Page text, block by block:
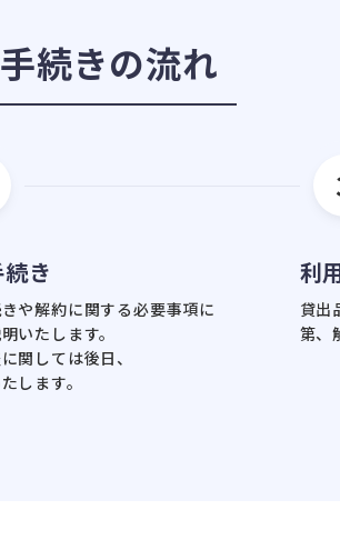
続きの流れ
き
や解約に関する必要事項に
いたします。
関しては後日、
します。
利
貸出
第、